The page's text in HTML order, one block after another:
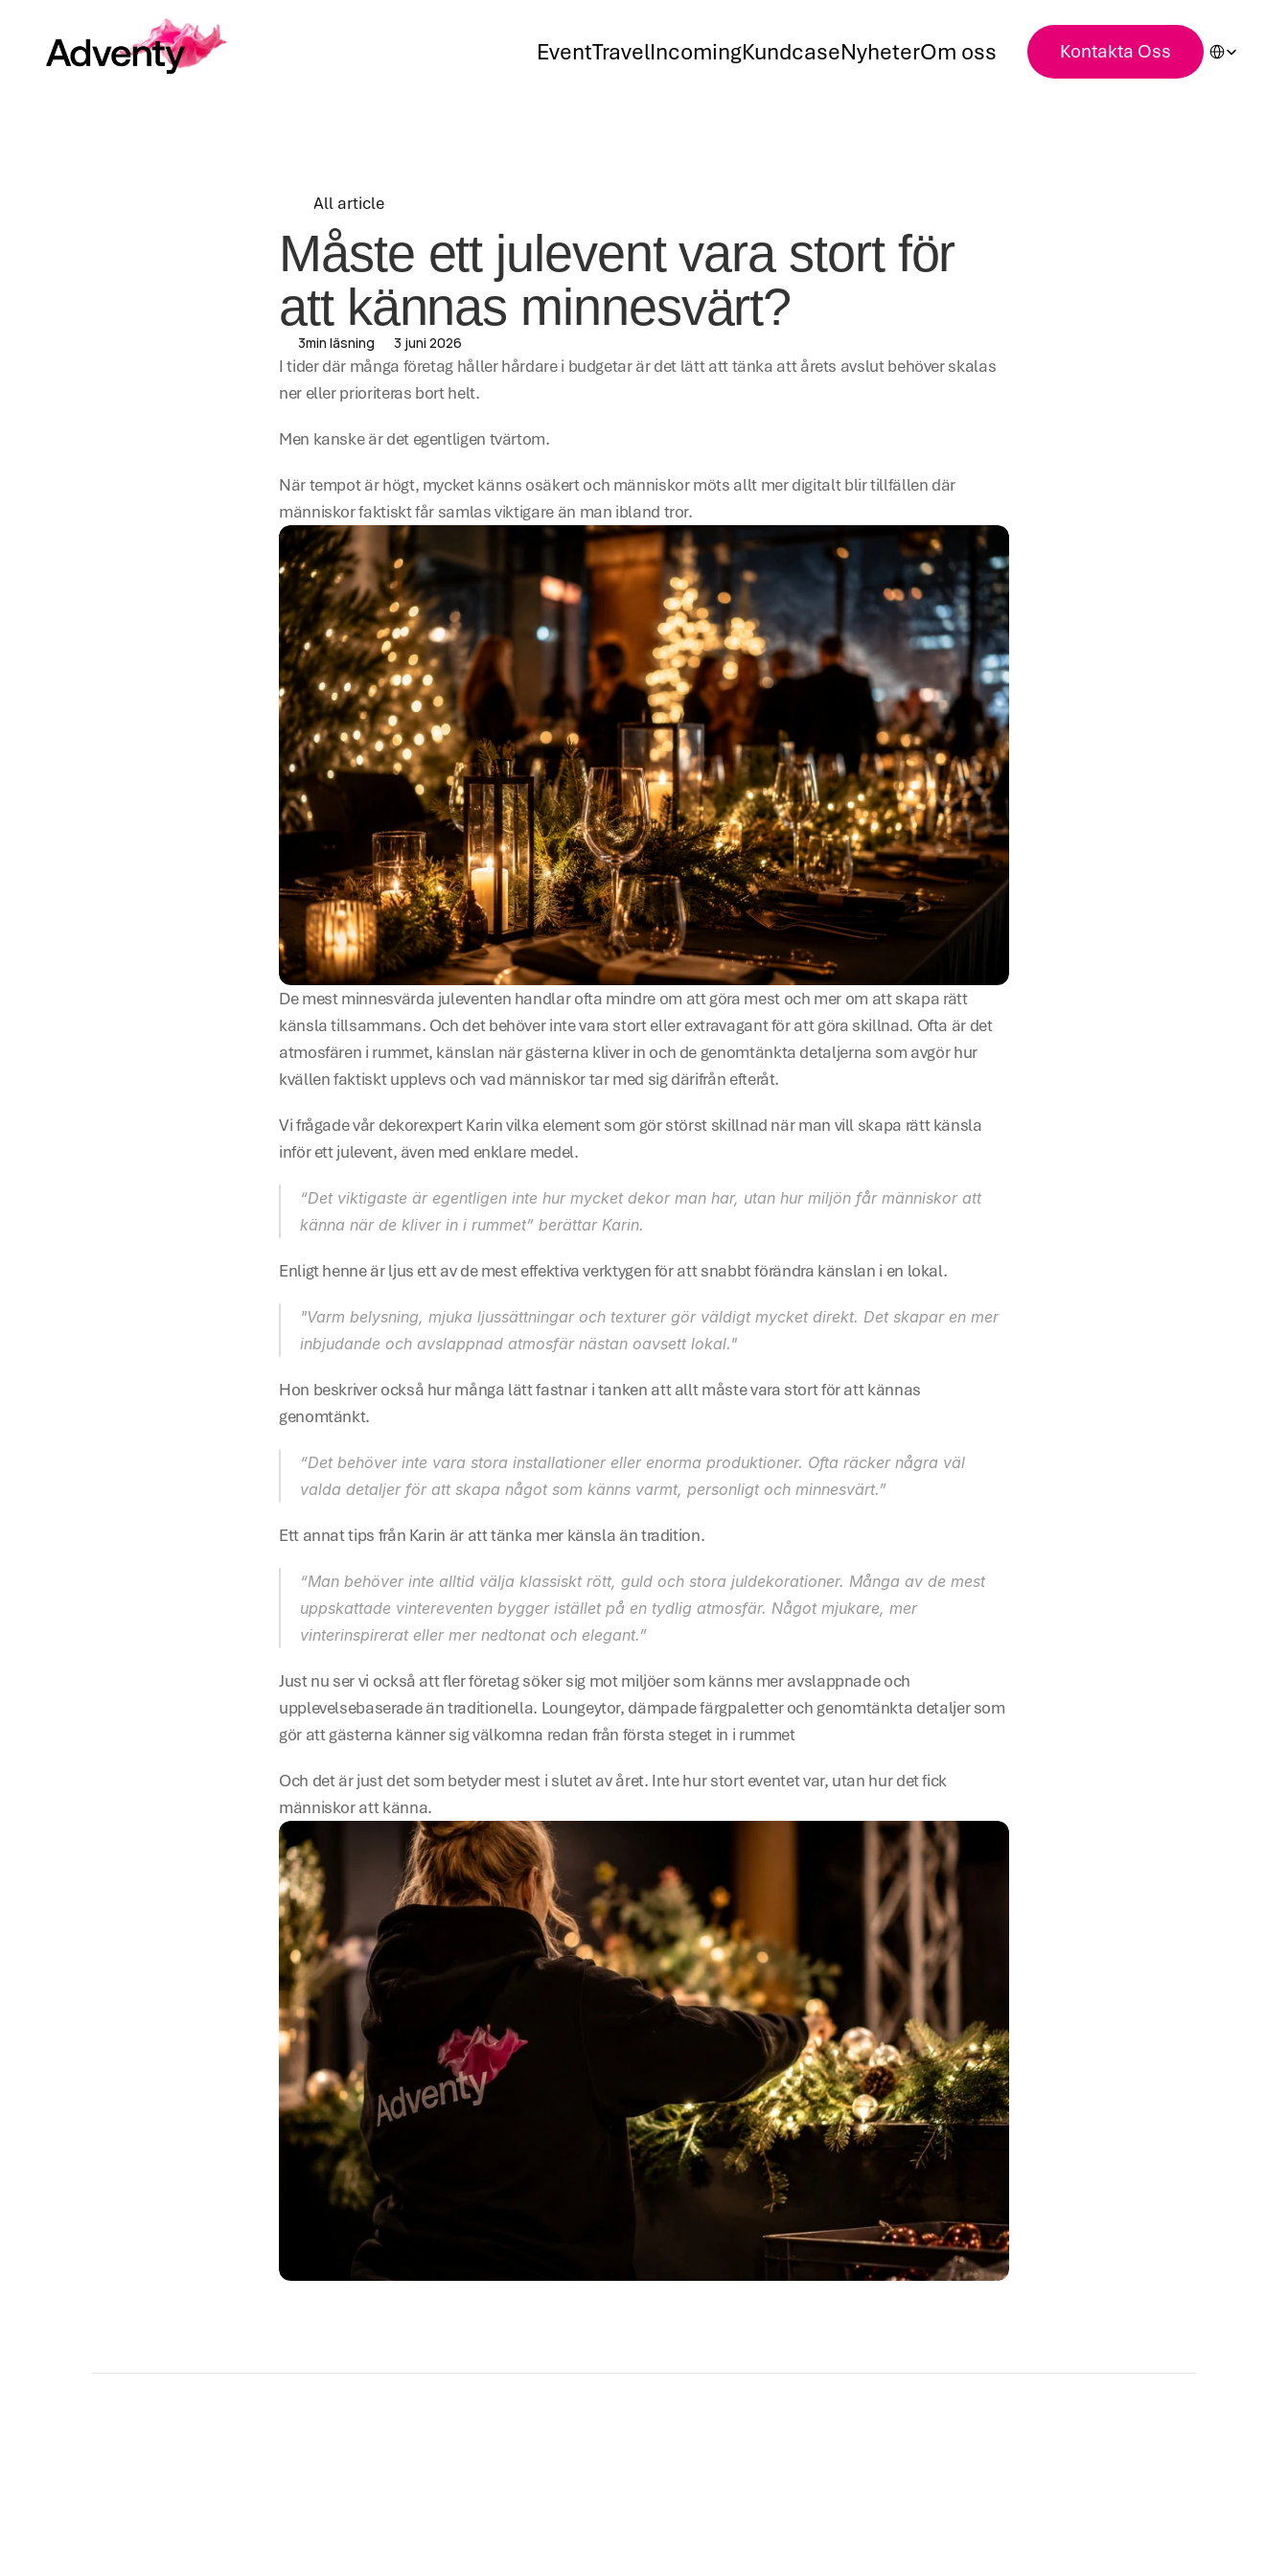
EventTravelIncomingKundcaseNyheterOm oss Kontakta Oss
All article
Måste ett julevent vara stort för
att kännas minnesvärt?
3min läsning 3 juni 2026
I tider där många företag håller hårdare i budgetar är det lätt att tänka att årets avslut behöver skalas
ner eller prioriteras bort helt.
Men kanske är det egentligen tvärtom.
När tempot är högt, mycket känns osäkert och människor möts allt mer digitalt blir tillfällen där
människor faktiskt får samlas viktigare än man ibland tror.
De mest minnesvärda juleventen handlar ofta mindre om att göra mest och mer om att skapa rätt
känsla tillsammans. Och det behöver inte vara stort eller extravagant för att göra skillnad. Ofta är det
atmosfären i rummet, känslan när gästerna kliver in och de genomtänkta detaljerna som avgör hur
kvällen faktiskt upplevs och vad människor tar med sig därifrån efteråt.
Vi frågade vår dekorexpert Karin vilka element som gör störst skillnad när man vill skapa rätt känsla
inför ett julevent, även med enklare medel.
“Det viktigaste är egentligen inte hur mycket dekor man har, utan hur miljön får människor att
känna när de kliver in i rummet” berättar Karin.
Enligt henne är ljus ett av de mest effektiva verktygen för att snabbt förändra känslan i en lokal.
"Varm belysning, mjuka ljussättningar och texturer gör väldigt mycket direkt. Det skapar en mer
inbjudande och avslappnad atmosfär nästan oavsett lokal."
Hon beskriver också hur många lätt fastnar i tanken att allt måste vara stort för att kännas
genomtänkt.
“Det behöver inte vara stora installationer eller enorma produktioner. Ofta räcker några väl
valda detaljer för att skapa något som känns varmt, personligt och minnesvärt.”
Ett annat tips från Karin är att tänka mer känsla än tradition.
“Man behöver inte alltid välja klassiskt rött, guld och stora juldekorationer. Många av de mest
uppskattade vintereventen bygger istället på en tydlig atmosfär. Något mjukare, mer
vinterinspirerat eller mer nedtonat och elegant.”
Just nu ser vi också att fler företag söker sig mot miljöer som känns mer avslappnade och
upplevelsebaserade än traditionella. Loungeytor, dämpade färgpaletter och genomtänkta detaljer som
gör att gästerna känner sig välkomna redan från första steget in i rummet
Och det är just det som betyder mest i slutet av året. Inte hur stort eventet var, utan hur det fick
människor att känna.